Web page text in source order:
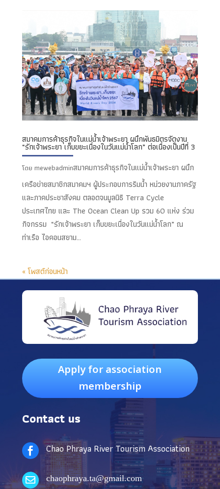
สมาคมการค้าธุรกิจในแม่น้ำเจ้าพระยา ผนึกพันธมิตรจัดงาน
“รักเจ้าพระยา เก็บขยะเนื่องในวันแม่น้ำโลก” ต่อเนื่องเป็นปีที่ 3
โดย mewebadminสมาคมการค้าธุรกิจในแม่น้ำเจ้าพระยา ผนึก
เครือข่ายสมาชิกสมาคมฯ ผู้ประกอบการริมน้ำ หน่วยงานภาครัฐ
และภาคประชาสังคม ตลอดจนมูลนิธิ Terra Cycle
ประเทศไทย และ The Ocean Clean Up รวม 60 แห่ง ร่วม
กิจกรรม “รักเจ้าพระยา เก็บขยะเนื่องในวันแม่น้ำโลก” ณ
ท่าเรือ ไอคอนสยาม...
« โพสต์ก่อนหน้า
Apply for association
membership
Contact us
 Chao Phraya River Tourism Association
 chaophraya.ta@gmail.com